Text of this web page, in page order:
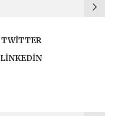
TWITTER
LINKEDIN